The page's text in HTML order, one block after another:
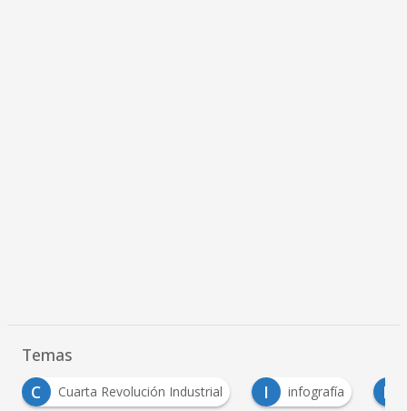
Temas
C
Cuarta Revolución Industrial I infografía R